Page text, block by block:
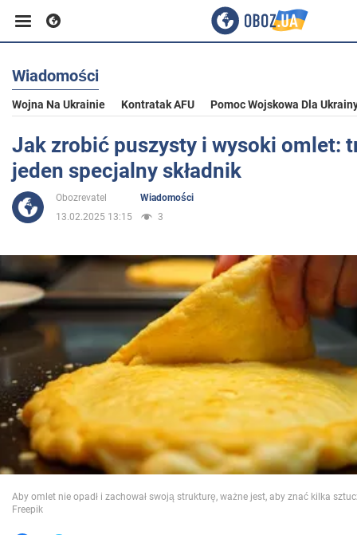
Biznes
Sport
Rozrywka
Polityka
Społeczeństwo
Wojna na Ukrainie
Świat
Jedzenie
Wiadomości
Wojna Na Ukrainie Kontratak AFU Pomoc Wojskowa Dla
Jak zrobić puszysty i wysoki omlet:
jeden specjalny składnik
Obozrevatel
Wiadomości
13.02.2025 13:15
3
Aby omlet nie opadł i zachował swoją strukturę, ważne jest, aby znać kilka
Freepik